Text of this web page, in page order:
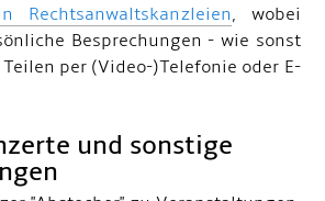
Rechtsanwaltskanzleien, wobei
Besprechungen - wie sonst
per (Video-)Telefonie oder E-
und sonstige